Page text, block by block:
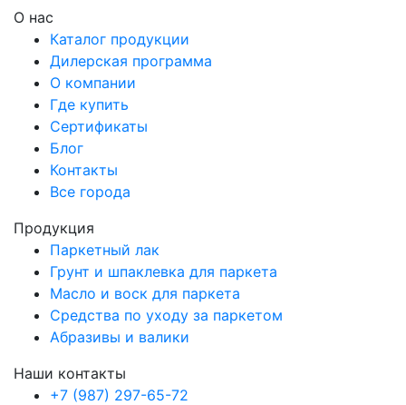
О нас
Каталог продукции
Дилерская программа
О компании
Где купить
Сертификаты
Блог
Контакты
Все города
Продукция
Паркетный лак
Грунт и шпаклевка для паркета
Масло и воск для паркета
Средства по уходу за паркетом
Абразивы и валики
Наши контакты
+7 (987) 297-65-72